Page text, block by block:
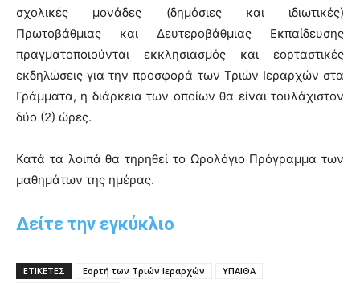
σχολικές μονάδες (δημόσιες και ιδιωτικές)
Πρωτοβάθμιας και Δευτεροβάθμιας Εκπαίδευσης
πραγματοποιούνται εκκλησιασμός και εορταστικές
εκδηλώσεις για την προσφορά των Τριών Ιεραρχών στα
Γράμματα, η διάρκεια των οποίων θα είναι τουλάχιστον
δύο (2) ώρες.
Κατά τα λοιπά θα τηρηθεί το Ωρολόγιο Πρόγραμμα των
μαθημάτων της ημέρας.
Δείτε την εγκύκλιο
ΕΤΙΚΕΤΕΣ Εορτή των Τριών Ιεραρχών
ΥΠΑΙΘΑ